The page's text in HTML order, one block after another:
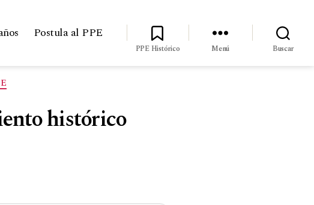
Postula al PPE
PPE Histórico Menú Buscar
histórico